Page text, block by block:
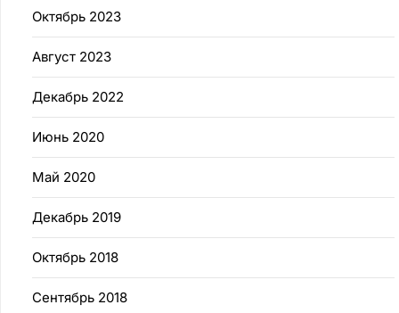
Октябрь 2023
Август 2023
Декабрь 2022
Июнь 2020
Май 2020
Декабрь 2019
Октябрь 2018
Сентябрь 2018